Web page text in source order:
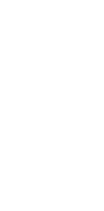
inspiratie...